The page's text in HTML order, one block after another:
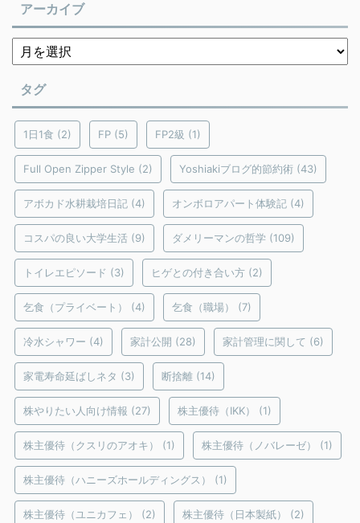
アーカイブ
タグ
1日1食 (2) FP (5) FP2級 (1)
Full Open Zipper Style (2) Yoshiakiブログ的節約術 (43)
アボカド水耕栽培日記 (4) オンボロアパート体験記 (4)
コスパの良い大学生活 (9) ダメリーマンの哲学 (109)
トイレエピソード (3) ヒゲとの付き合い方 (2)
乞食（プライベート） (4) 乞食（職場） (7)
冷水シャワー (4) 家計公開 (28) 家計管理に関して (6)
家電寿命延ばしネタ (3) 断捨離 (14)
株やりたい人向け情報 (27) 株主優待（IKK） (1)
株主優待（クスリのアオキ） (1) 株主優待（ノバレーゼ） (1)
株主優待（ハニーズホールディングス） (1)
株主優待（ユニカフェ） (2) 株主優待（日本製紙） (2)